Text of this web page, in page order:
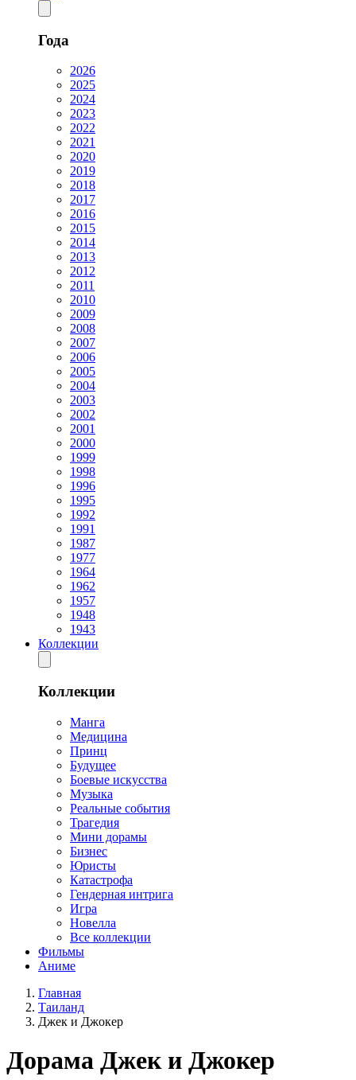
Года
2026
2025
2024
2023
2022
2021
2020
2019
2018
2017
2016
2015
2014
2013
2012
2011
2010
2009
2008
2007
2006
2005
2004
2003
2002
2001
2000
1999
1998
1996
1995
1992
1991
1987
1977
1964
1962
1957
1948
1943
Коллекции
Коллекции
Манга
Медицина
Принц
Будущее
Боевые искусства
Музыка
Реальные события
Трагедия
Мини дорамы
Бизнес
Юристы
Катастрофа
Гендерная интрига
Игра
Новелла
Все коллекции
Фильмы
Аниме
Главная
Таиланд
Джек и Джокер
Дорама Джек и Джокер